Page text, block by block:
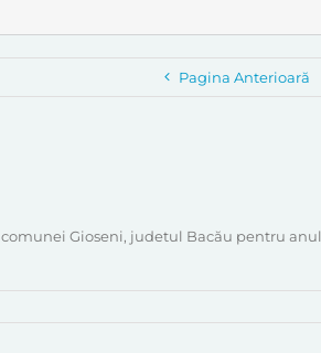
Pagina Anterioară
Gioseni, judetul Bacău pentru